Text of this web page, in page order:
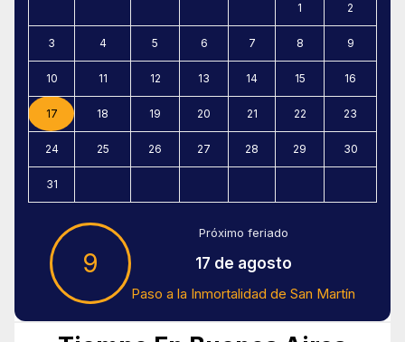
1 2
3 4 5 6 7 8 9
10 11 12 13 14 15 16
17 18 19 20 21 22 23
24 25 26 27 28 29 30
31
9
Próximo feriado
17 de agosto
Paso a la Inmortalidad de San Martín